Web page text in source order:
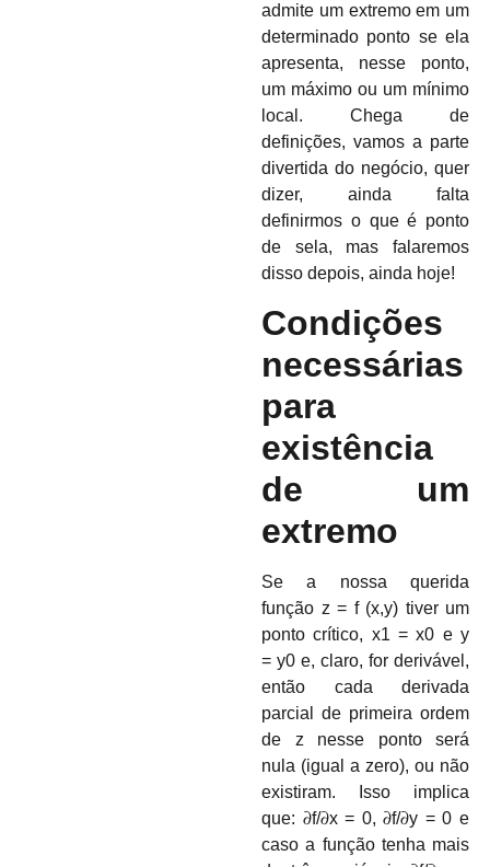
admite um extremo em um
determinado ponto se ela
apresenta, nesse ponto,
um máximo ou um mínimo
local. Chega de
definições, vamos a parte
divertida do negócio, quer
dizer, ainda falta
definirmos o que é ponto
de sela, mas falaremos
disso depois, ainda hoje!
Condições
necessárias
para
existência
de um
extremo
Se a nossa querida
função z = f (x,y) tiver um
ponto crítico, x1 =x0 ey
=y0e, claro, for derivável,
então cada derivada
parcial de primeira ordem
de z nesse ponto será
nula (igual a zero), ou não
existiram. Isso implica
que: 𝜕f/𝜕x= 0,𝜕f/𝜕y = 0e
caso a função tenha mais